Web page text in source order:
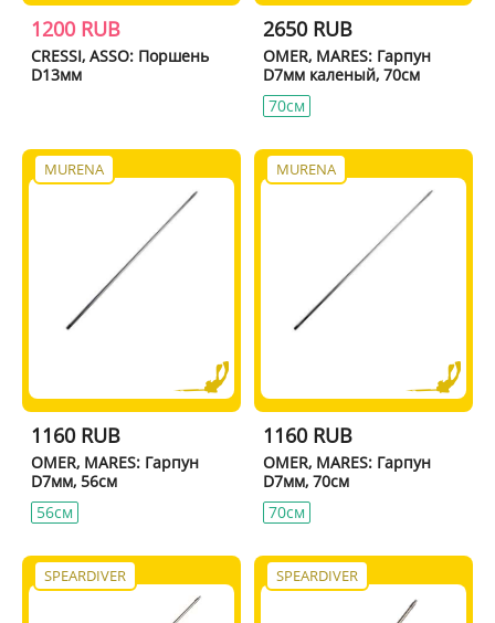
1200 RUB
CRESSI, ASSO: Поршень
D13мм
2650 RUB
OMER, MARES: Гарпун
D7мм каленый, 70см
70см
MURENA
1160 RUB
OMER, MARES: Гарпун
D7мм, 56см
56см
MURENA
1160 RUB
OMER, MARES: Гарпун
D7мм, 70см
70см
SPEARDIVER SPEARDIVER